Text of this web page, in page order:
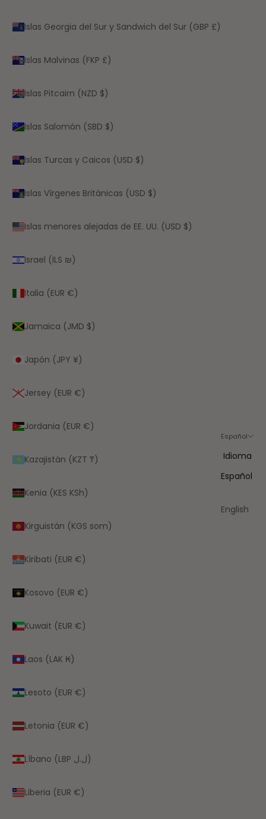
Islas Georgia del Sur y Sandwich del Sur (GBP £)
Islas Malvinas (FKP £)
Islas Pitcairn (NZD $)
Islas Salomón (SBD $)
Islas Turcas y Caicos (USD $)
Islas Vírgenes Británicas (USD $)
Islas menores alejadas de EE. UU. (USD $)
Israel (ILS ₪)
Italia (EUR €)
Jamaica (JMD $)
Japón (JPY ¥)
Jersey (EUR €)
Jordania (EUR €)
Kazajistán (KZT ₸)
Kenia (KES KSh)
Kirguistán (KGS som)
Kiribati (EUR €)
Kosovo (EUR €)
Kuwait (EUR €)
Laos (LAK ₭)
Lesoto (EUR €)
Letonia (EUR €)
Líbano (LBP ل.ل)
Liberia (EUR €)
Español
Idioma
Español
English